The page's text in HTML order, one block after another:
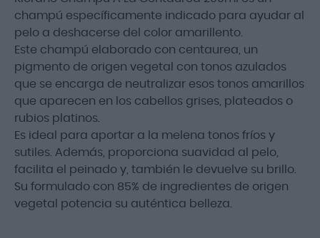
champú específicamente indicado para ayudar al
pelo a deshacerse del color amarillento.
Este champú elaborado con centaurea, un
pigmento de origen vegetal con tonos azulados
que se encarga de neutralizar esos tonos amarillos
que aparecen en los cabellos grises, plateados o
rubios platinos.
Es ideal para aportar a la melena tonos fríos y
sutiles. Además, proporciona suavidad al pelo,
facilita el peinado y, también le devuelve su brillo.
Su formulado con 85% de ingredientes de origen
vegetal potencia su auténtica belleza.